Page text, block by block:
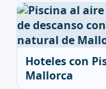
Hoteles con
Mallorca